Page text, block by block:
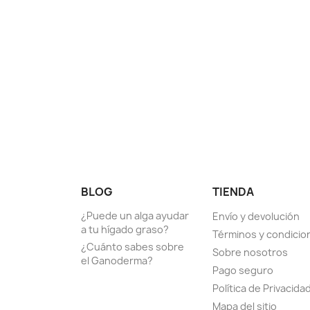
BLOG
¿Puede un alga ayudar
a tu hígado graso?
¿Cuánto sabes sobre
el Ganoderma?
TIENDA
Envío y devolución
Términos y
Sobre nosotros
Pago seguro
Política de Privacidad
Mapa del sitio